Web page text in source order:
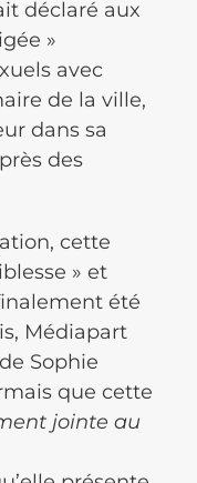
déclaré aux
»
avec
de la ville,
dans sa
des
cette
» et
été
Médiapart
Sophie
que cette
jointe au